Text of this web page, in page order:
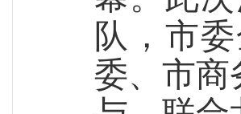
队，市
委、市商